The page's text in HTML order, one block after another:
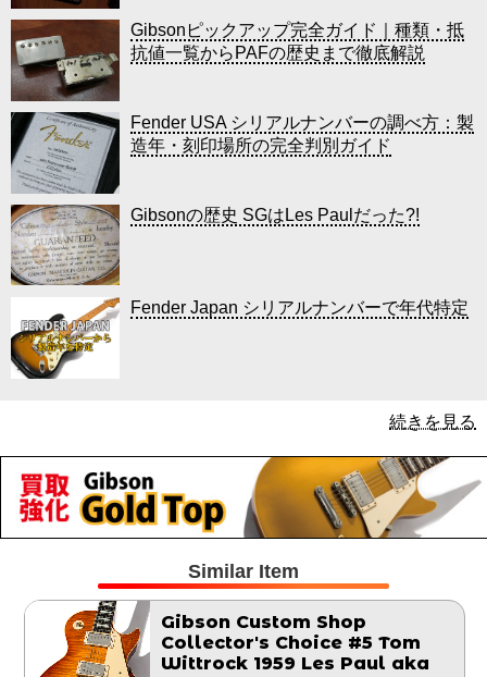
Gibsonピックアップ完全ガイド｜種類・抵
抗値一覧からPAFの歴史まで徹底解説
Fender USA シリアルナンバーの調べ方：製
造年・刻印場所の完全判別ガイド
Gibsonの歴史 SGはLes Paulだった?!
Fender Japan シリアルナンバーで年代特定
続きを見る
Similar Item
Gibson Custom Shop
Collector's Choice #5 Tom
Wittrock 1959 Les Paul aka